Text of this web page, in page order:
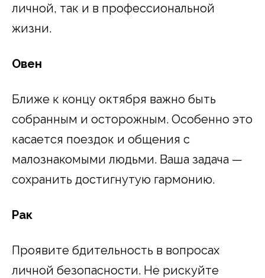
личной, так и в профессиональной
жизни.
Овен
Ближе к концу октября важно быть
собранным и осторожным. Особенно это
касается поездок и общения с
малознакомыми людьми. Ваша задача —
сохранить достигнутую гармонию.
Рак
Проявите бдительность в вопросах
личной безопасности. Не рискуйте